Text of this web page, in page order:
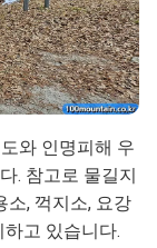
와 인명피해 우
. 참고로 물길지
소, 꺽지소, 요강
고 있습니다.